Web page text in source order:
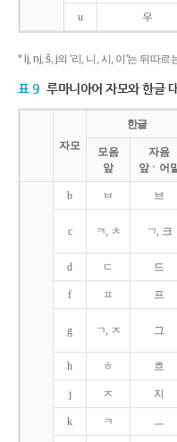
u 우
* lj, nj, š, j의 '리, 니, 시, 이'는 뒤따
표 9 루마니아어 자모와 한글
자모
한글
모음
앞
자음
앞ㆍ어
b ㅂ 브
c ㅋ, ㅊ ㄱ, 크
d ㄷ 드
f ㅍ 프
g ㄱ, ㅈ 그
h ㅎ 흐
j ㅈ 지
k ㅋ ㅡ